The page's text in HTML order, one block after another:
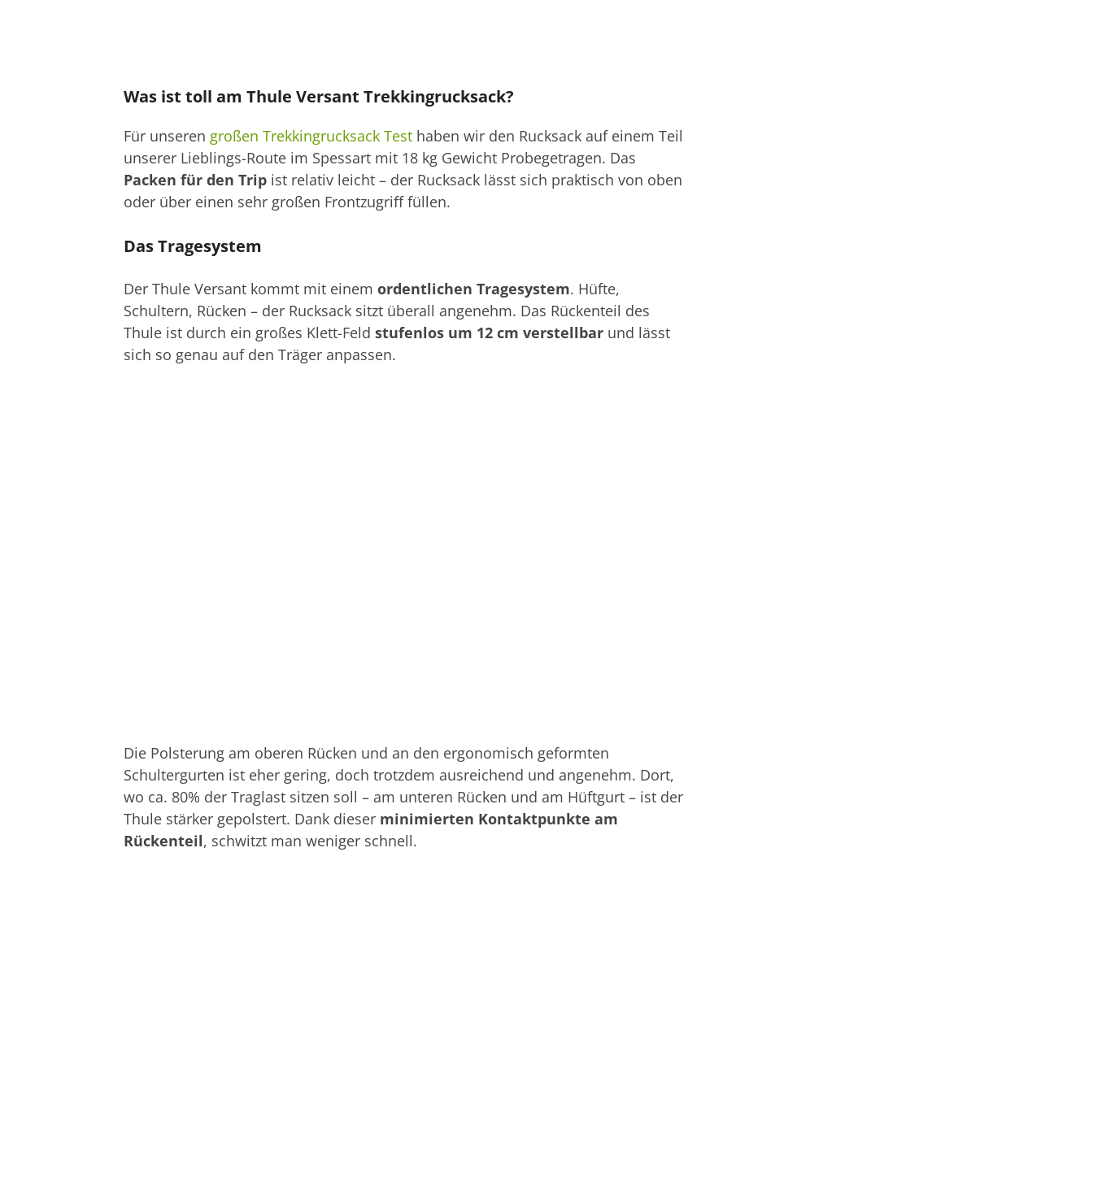
Was ist toll am Thule Versant Trekkingrucksack?
Für unseren großen Trekkingrucksack Test haben wir den Rucksack auf einem Teil
unserer Lieblings-Route im Spessart mit 18 kg Gewicht Probegetragen. Das
Packen für den Trip ist relativ leicht – der Rucksack lässt sich praktisch von oben
oder über einen sehr großen Frontzugriff füllen.
Das Tragesystem
Der Thule Versant kommt mit einem ordentlichen Tragesystem. Hüfte,
Schultern, Rücken – der Rucksack sitzt überall angenehm. Das Rückenteil des
Thule ist durch ein großes Klett-Feld stufenlos um 12 cm verstellbar und lässt
sich so genau auf den Träger anpassen.
Die Polsterung am oberen Rücken und an den ergonomisch geformten
Schultergurten ist eher gering, doch trotzdem ausreichend und angenehm. Dort,
wo ca. 80% der Traglast sitzen soll – am unteren Rücken und am Hüftgurt – ist der
Thule stärker gepolstert. Dank dieser minimierten Kontaktpunkte am
Rückenteil, schwitzt man weniger schnell.